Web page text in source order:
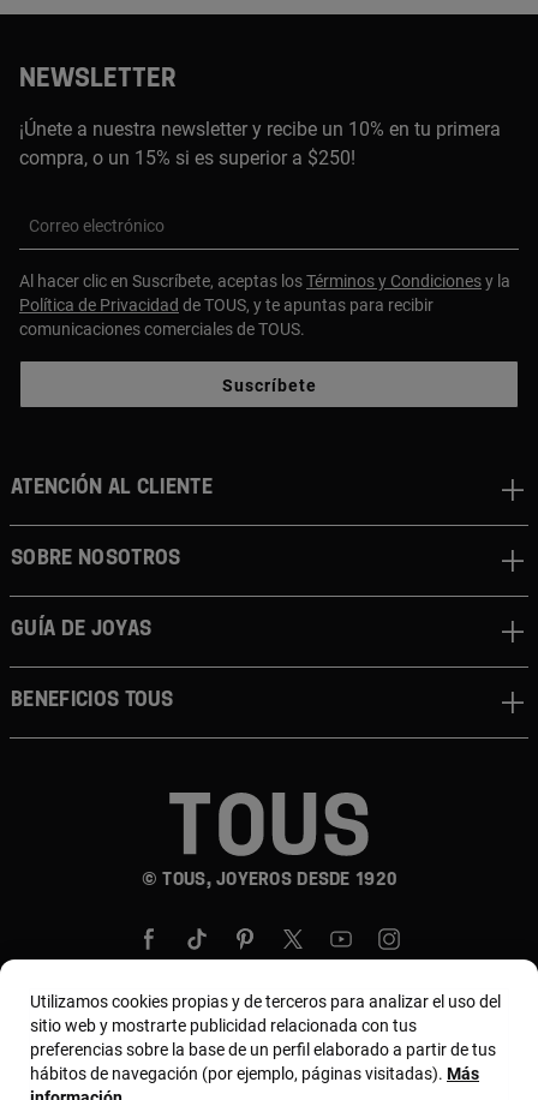
NEWSLETTER
¡Únete a nuestra newsletter y recibe un 10% en tu primera
compra, o un 15% si es superior a $250!
Correo electrónico
Al hacer clic en Suscríbete, aceptas losTérminos y Condicionesy la
Política de Privacidad de TOUS, y te apuntas para recibir
comunicaciones comerciales de TOUS.
Suscríbete
© TOUS, JOYEROS DESDE 1920
ATENCIÓN AL CLIENTE
SOBRE NOSOTROS
GUÍA DE JOYAS
BENEFICIOS TOUS
País y moneda:United States Of America / US
Dollar
Utilizamos cookies propias y de terceros para analizar el uso del
sitio web y mostrarte publicidad relacionada con tus
preferencias sobre la base de un perfil elaborado a partir de tus
hábitos de navegación (por ejemplo, páginas visitadas). Más